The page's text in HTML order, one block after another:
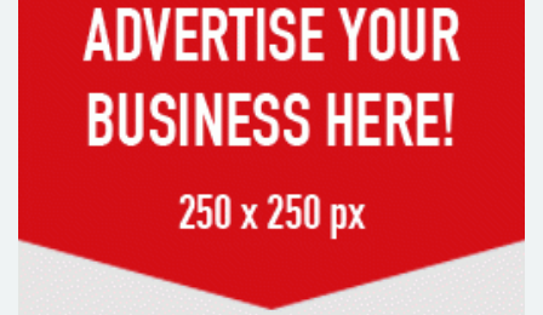
নদীদূষণ রোধে সমন্বিত পদক্ষেপ গ্রহণে
উদ্যোক্তাকে সম্মাননা দিলেন সিটি প্রশাসক